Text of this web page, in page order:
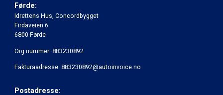
Førde:
Idrettens Hus, Concordbygget
Firdaveien 6
6800 Førde
Org.nummer: 883230892
Fakturaadresse: 883230892@autoinvoice.no
Postadresse: